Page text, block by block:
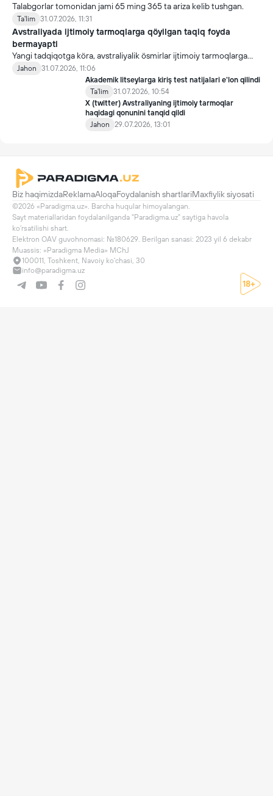
Talabgorlar tomonidan jami 65 ming 365 ta ariza kelib tushgan.
Ta'lim 31.07.2026, 11:31
Avstraliyada ijtimoiy tarmoqlarga qöyilgan taqiq foyda
bermayapti
Yangi tadqiqotga köra, avstraliyalik ösmirlar ijtimoiy tarmoqlarga
qöyilgan taqiqdan söng ham ulardan foydalanmoqda.
Jahon
31.07.2026, 11:06
Akademik litseylarga kiriş test natijalari e'lon qilindi
Ta'lim 31.07.2026, 10:54
X (twitter) Avstraliyaning ijtimoiy tarmoqlar
haqidagi qonunini tanqid qildi
Jahon
29.07.2026, 13:01
Biz haqimizdaReklamaAloqaFoydalanish shartlariMaxfiylik siyosati
©2026 «Paradigma.uz». Barcha huqular himoyalangan.
Sayt materiallaridan foydalanilganda "Paradigma.uz" saytiga havola
ko'rsatilishi shart.
Elektron OAV guvohnomasi: №180629. Berilgan sanasi: 2023 yil 6 dekabr
Muassis: «Paradigma Media» MChJ
100011, Toshkent, Navoiy ko'chasi, 30
info@paradigma.uz